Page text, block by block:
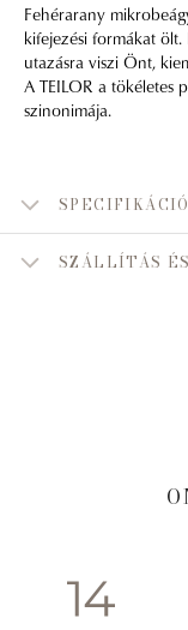
Fehérarany
kifejezési formákat
utazásra viszi Önt,
A TEILOR a tökéletes
szinonimája.
SZÁLLÍTÁS